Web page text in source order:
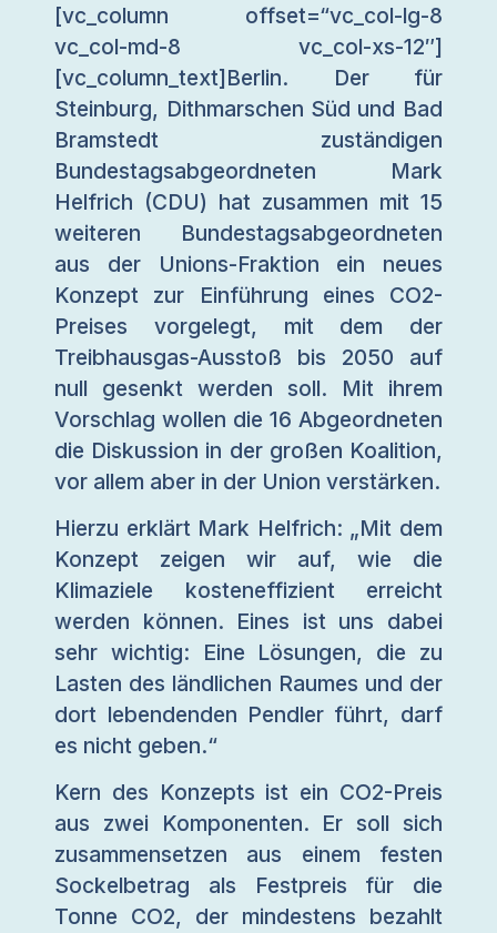
[vc_column offset=“vc_col-lg-8
vc_col-md-8 vc_col-xs-12″]
[vc_column_text]Berlin. Der für
Steinburg, Dithmarschen Süd und Bad
Bramstedt zuständigen
Bundestagsabgeordneten Mark
Helfrich (CDU) hat zusammen mit 15
weiteren Bundestagsabgeordneten
aus der Unions-Fraktion ein neues
Konzept zur Einführung eines CO2-
Preises vorgelegt, mit dem der
Treibhausgas-Ausstoß bis 2050 auf
null gesenkt werden soll. Mit ihrem
Vorschlag wollen die 16 Abgeordneten
die Diskussion in der großen Koalition,
vor allem aber in der Union verstärken.
Hierzu erklärt Mark Helfrich: „Mit dem
Konzept zeigen wir auf, wie die
Klimaziele kosteneffizient erreicht
werden können. Eines ist uns dabei
sehr wichtig: Eine Lösungen, die zu
Lasten des ländlichen Raumes und der
dort lebendenden Pendler führt, darf
es nicht geben.“
Kern des Konzepts ist ein CO2-Preis
aus zwei Komponenten. Er soll sich
zusammensetzen aus einem festen
Sockelbetrag als Festpreis für die
Tonne CO2, der mindestens bezahlt